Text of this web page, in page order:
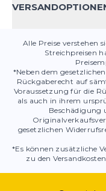
Alle Preise verstehen
Streichpreisen
*Neben dem
Rückgaberecht auf
Voraussetzung für die
als auch in ihrem
Beschädigung
gesetzlichen
*Es können zusätzliche
zu den